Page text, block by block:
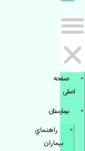
صفحه
اصلی
بيمارستان
راهنماي
بیماران